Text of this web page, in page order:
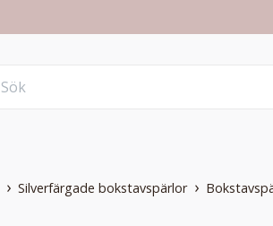
Silverfärgade bokstavspärlor